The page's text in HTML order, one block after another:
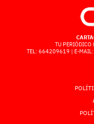
TU PERIÓDICO
TEL: 664209619 | E-MAIL: